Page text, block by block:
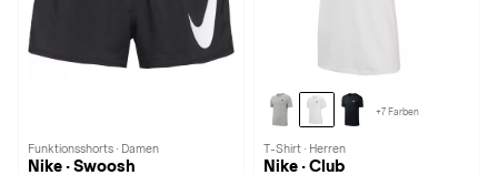
Funktionsshorts · Damen
Nike · Swoosh
+7 Farben
T-Shirt · Herren
Nike · Club